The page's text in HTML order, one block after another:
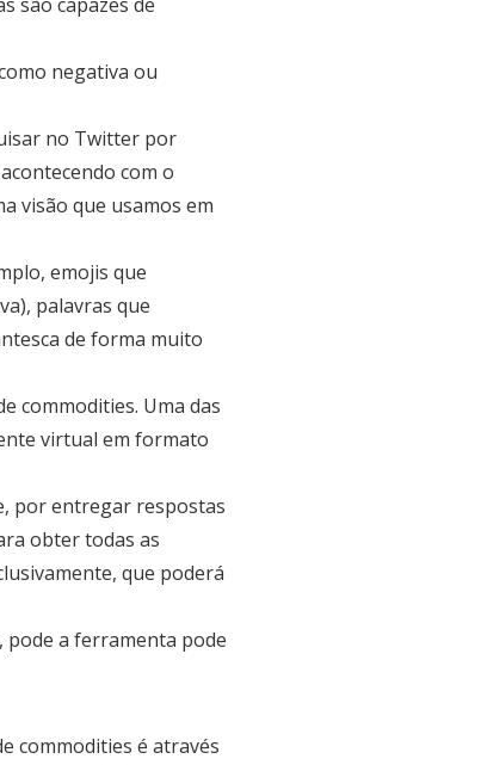
negativa ou
no Twitter por
com o
visão que usamos em
emojis que
palavras que
de forma muito
commodities. Uma das
virtual em formato
por entregar respostas
obter todas as
que poderá
pode a ferramenta pode
commodities é através